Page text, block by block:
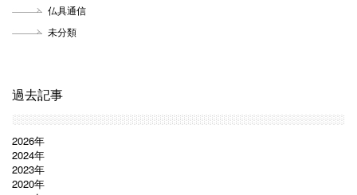
仏具通信
未分類
過去記事
2026年
2024年
2023年
2020年